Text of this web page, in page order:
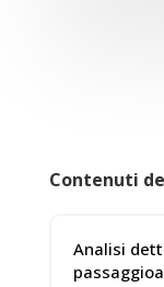
Contenuti
Analisi
passaggioa